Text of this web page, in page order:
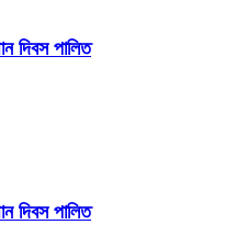
দিবস পালিত
দিবস পালিত